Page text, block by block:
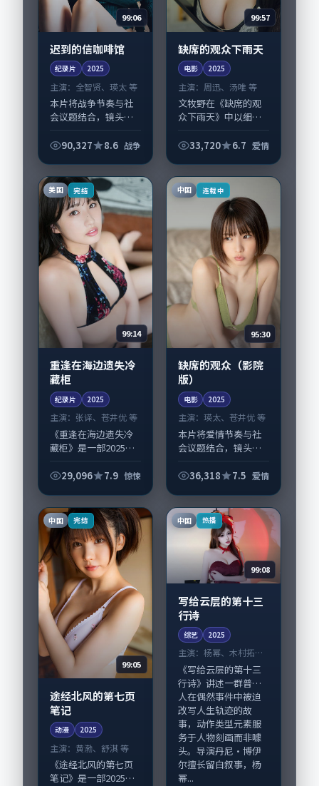
99:06
迟到的信咖啡馆
纪录片 2025
主演： 全智贤、瑛太 等
本片将战争节奏与社
会议题结合，镜头语
《迟到的信咖啡馆》
取景与声音设计凸显
新加坡城市质感，适
合...
90,327 8.6 战争
99:57
缺席的观众下雨天
电影 2025
主演： 周迅、汤唯 等
文牧野在《缺席的观
众下雨天》中以细腻
力，周迅、汤唯领衔
中国香港完成制作协
同，2025-09...
33,720 6.7 爱情
美国 完结
99:14
重逢在海边遗失冷
藏柜
纪录片 2025
主演： 张译、苍井优 等
《重逢在海边遗失冷
藏柜》是一部2025年
录片，由洪尚秀执
参与重要戏份。故事
围绕当代都市中的...
29,096 7.9 惊悚
中国 连载中
95:30
缺席的观众（影院
版）
电影 2025
主演：瑛太、苍井优 等
本片将爱情节奏与社
会议题结合，镜头语
《缺席的观众（影院
纲主线；取景与声音
设计凸显中国台湾城
36,318 7.5 爱情
中国 完结
99:05
途经北风的第七页
笔记
动漫 2025
主演： 黄渤、舒淇 等
《途经北风的第七页
笔记》是一部2025年
中国 热播
99:08
写给云层的第十三
行诗
综艺 2025
主演：杨幂、木村拓哉
等
《写给云层的第十三
行诗》讲述一群普通
人在偶然事件中被迫
改写人生轨迹的故
事，动作类型元素服
务于人物刻画而非噱
头。导演丹尼·博伊
尔擅长留白叙事，杨
幂...